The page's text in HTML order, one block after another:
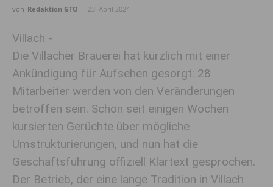
von Redaktion GTO - 23. April 2024
Villach -
Die Villacher Brauerei hat kürzlich mit einer
Ankündigung für Aufsehen gesorgt: 28
Mitarbeiter werden von den Veränderungen
betroffen sein. Schon seit einigen Wochen
kursierten Gerüchte über mögliche
Umstrukturierungen, und nun hat die
Geschäftsführung offiziell Klartext gesprochen.
Der Betrieb, der eine lange Tradition in Villach